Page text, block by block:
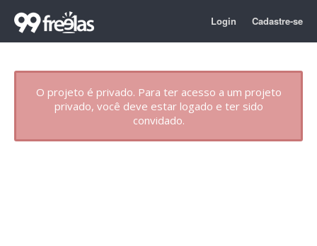
Login Cadastre-se
O projeto é privado. Para ter acesso a um projeto
privado, você deve estar logado e ter sido
convidado.